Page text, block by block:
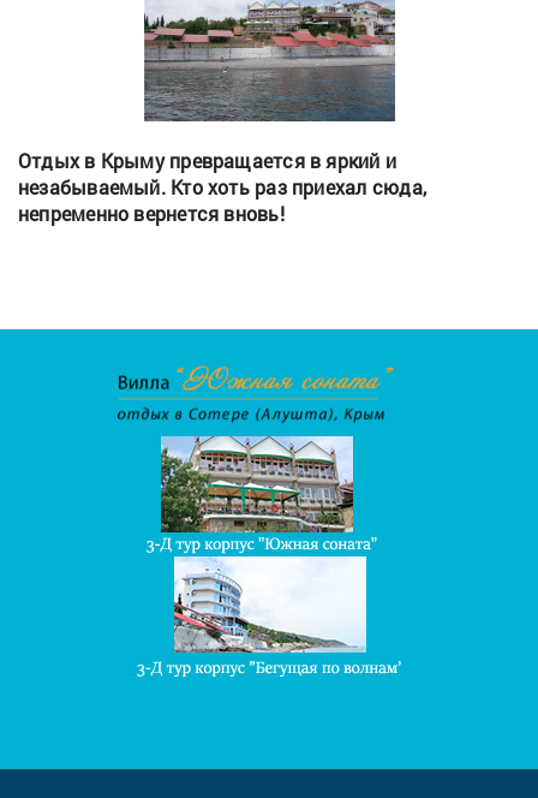
Отдых в Крыму превращается в яркий и
незабываемый. Кто хоть раз приехал сюда,
непременно вернется вновь!